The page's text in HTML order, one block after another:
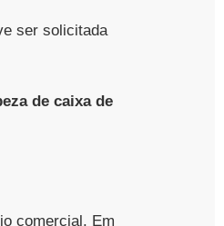
ser solicitada
de caixa de
comercial. Em